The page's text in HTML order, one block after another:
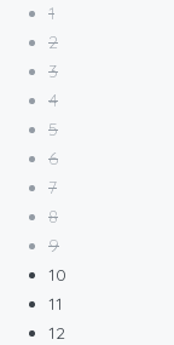
1
2
3
4
5
6
7
8
9
10
11
12